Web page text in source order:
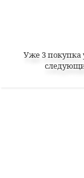
Уже 3 покупка